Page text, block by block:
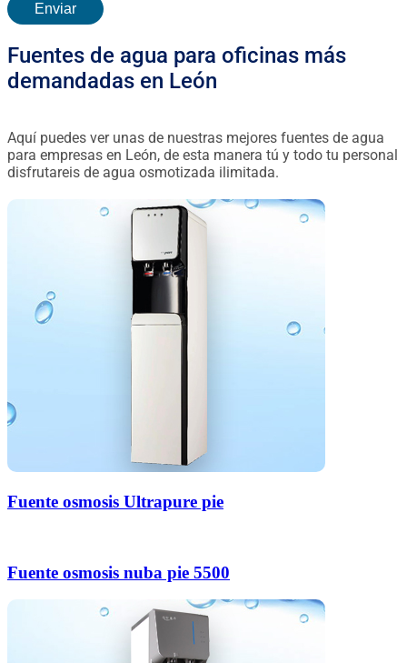
Fuentes de agua para oficinas más
demandadas en León
Aquí puedes ver unas de nuestras mejores fuentes de agua
para empresas en León, de esta manera tú y todo tu personal
disfrutareis de agua osmotizada ilimitada.
Fuente osmosis Ultrapure pie
Fuente osmosis nuba pie 5500